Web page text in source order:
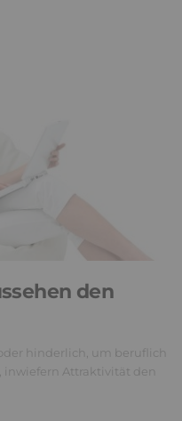
den
hinderlich, um beruflich
inwiefern Attraktivität den